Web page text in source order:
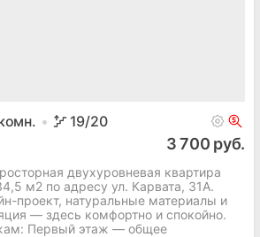
19/20
3 700 руб.
двухуровневая квартира
м2 по адресу ул. Карвата, 31А.
проект, натуральные материалы и
— здесь комфортно и спокойно.
Первый этаж — общее